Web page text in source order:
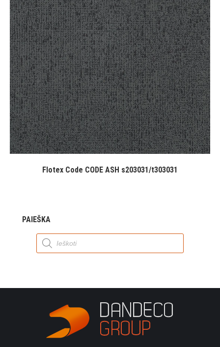
Flotex Code CODE ASH s203031/t303031
PAIEŠKA
Products
search